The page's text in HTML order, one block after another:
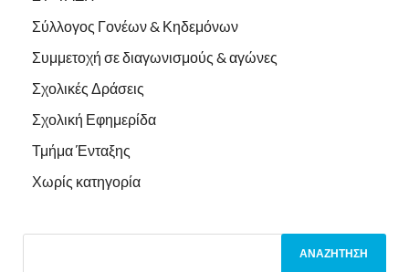
Σύλλογος Γονέων & Κηδεμόνων
Συμμετοχή σε διαγωνισμούς & αγώνες
Σχολικές Δράσεις
Σχολική Εφημερίδα
Τμήμα Ένταξης
Χωρίς κατηγορία